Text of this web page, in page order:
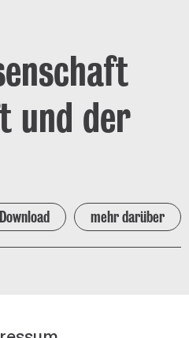
und der
mehr darüber